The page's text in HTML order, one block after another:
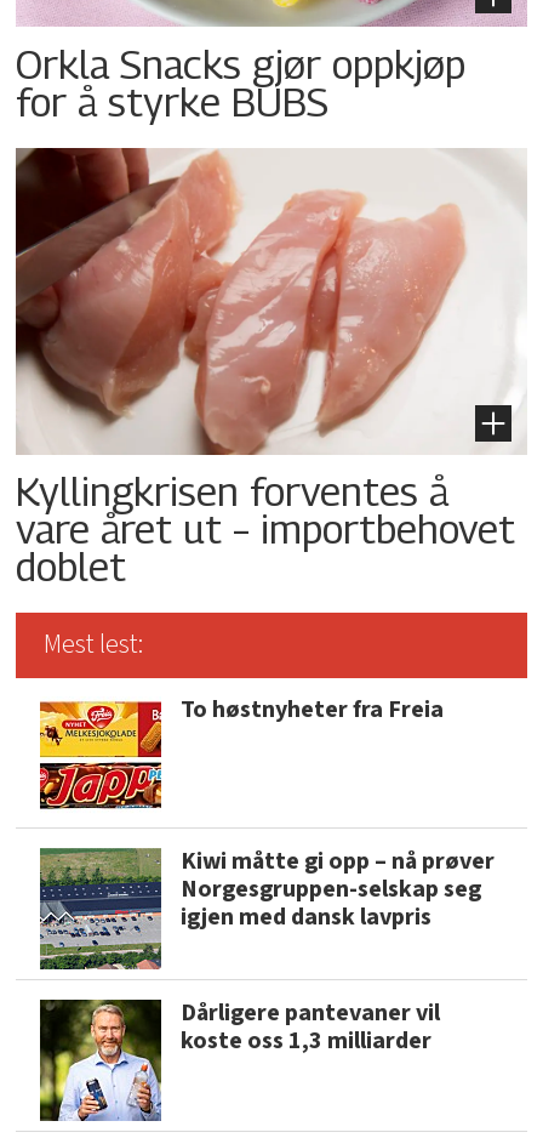
Orkla Snacks gjør oppkjøp
for å styrke BUBS
Kyllingkrisen forventes å
vare året ut – importbehovet
doblet
Mest lest:
To høstnyheter fra Freia
Kiwi måtte gi opp – nå prøver
Norgesgruppen-selskap seg
igjen med dansk lavpris
Dårligere pantevaner vil
koste oss 1,3 milliarder